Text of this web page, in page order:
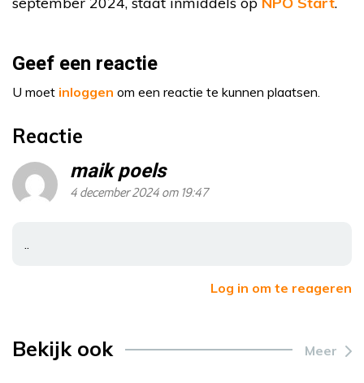
Geef een reactie
U moet inloggen om een reactie te kunnen plaatsen.
Reactie
maik poels
4 december 2024 om 19:47
..
Log in om te reageren
Bekijk ook Meer